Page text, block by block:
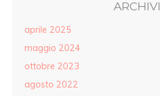
ARCHIVI
aprile 2025
maggio 2024
ottobre 2023
agosto 2022